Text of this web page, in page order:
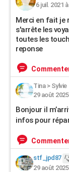
6 juil. 2021
Merci en fait je
s'arrête les
toutes les
reponse
Tina> Sylvie
29 août
Bonjour il
infos pour
stf_jpd87
29 août